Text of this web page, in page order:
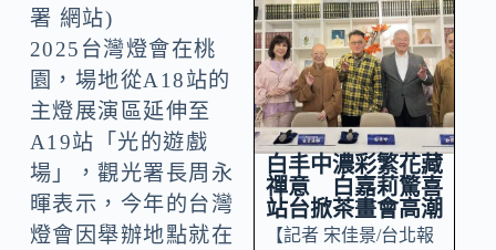
署 網站)
2025台灣燈會在桃
園，場地從A18站的
主燈展演區延伸至
A19站「光的遊戲
場」，觀光署長周永
暉表示，今年的台灣
燈會因舉辦地點就在
白丰中濃彩繁花藏
禪意 白嘉莉驚喜
站台掀茶畫會高潮
【記者 宋佳景/台北報